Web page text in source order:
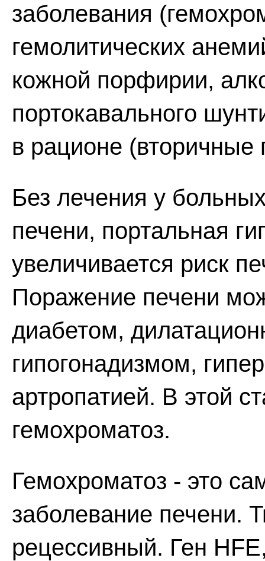
заболевания
гемолитических
кожной порфирии,
портокавального
в рационе (вторичные
Без лечения у
печени, портальная
увеличивается риск
Поражение печени
диабетом,
гипогонадизмом,
артропатией. В этой
гемохроматоз.
Гемохроматоз - это
заболевание печени.
рецессивный. Ген